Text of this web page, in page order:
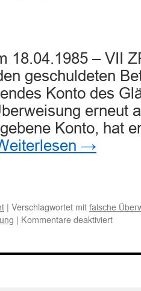
18.04.1985 – VII
geschuldeten
Konto des
erneut
Konto, hat
→
| Verschlagwortet mit falsche
| Kommentare deaktiviertfür
bei